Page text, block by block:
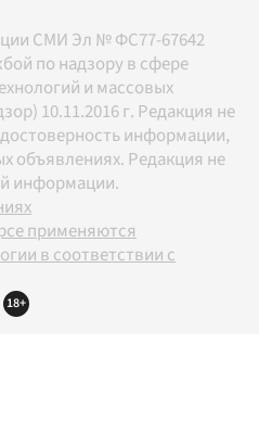
СМИ Эл № ФС77-67642
по надзору в сфере
и массовых
10.11.2016 г. Редакция не
информации,
объявлениях. Редакция не
информации.
применяются
в соответствии с
18+